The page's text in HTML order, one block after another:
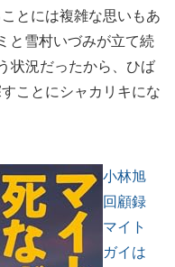
とには複雑な思いもあ
と雪村いづみが立て続
状況だったから、ひば
ことにシャカリキにな
小林旭
回顧録
マイト
ガイは